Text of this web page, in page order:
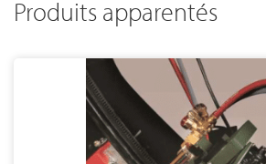
Produits apparentés